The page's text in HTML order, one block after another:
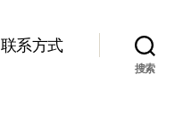
联系方式
搜索